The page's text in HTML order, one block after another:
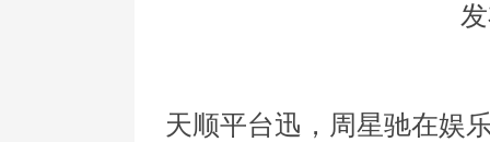
天顺平台迅，周星驰在娱